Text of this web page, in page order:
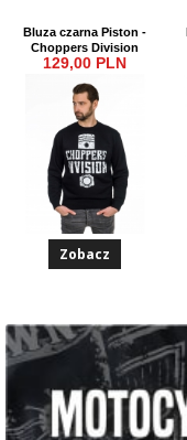
Bluza czarna Piston -
Choppers Division
129,00 PLN
Zobacz